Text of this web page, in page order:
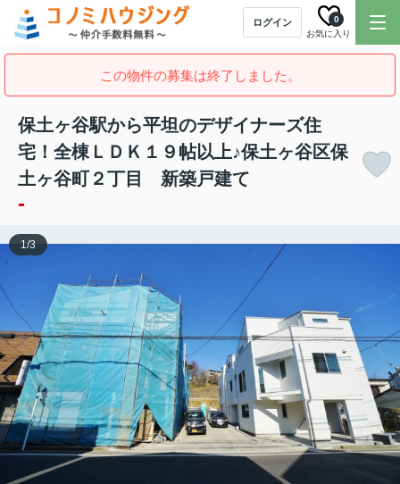
ログイン
お気に入り
0
この物件の募集は終了しました。
保土ヶ谷駅から平坦のデザイナーズ住
宅！全棟ＬＤＫ１９帖以上♪保土ヶ谷区保
土ヶ谷町２丁目 新築戸建て
-
1/3